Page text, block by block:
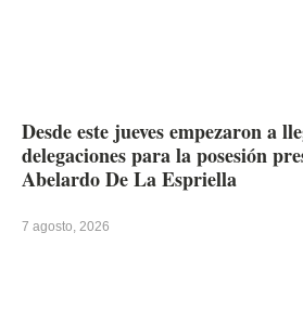
Desde este jueves empezaron a
delegaciones para la posesión
Abelardo De La Espriella
7 agosto, 2026